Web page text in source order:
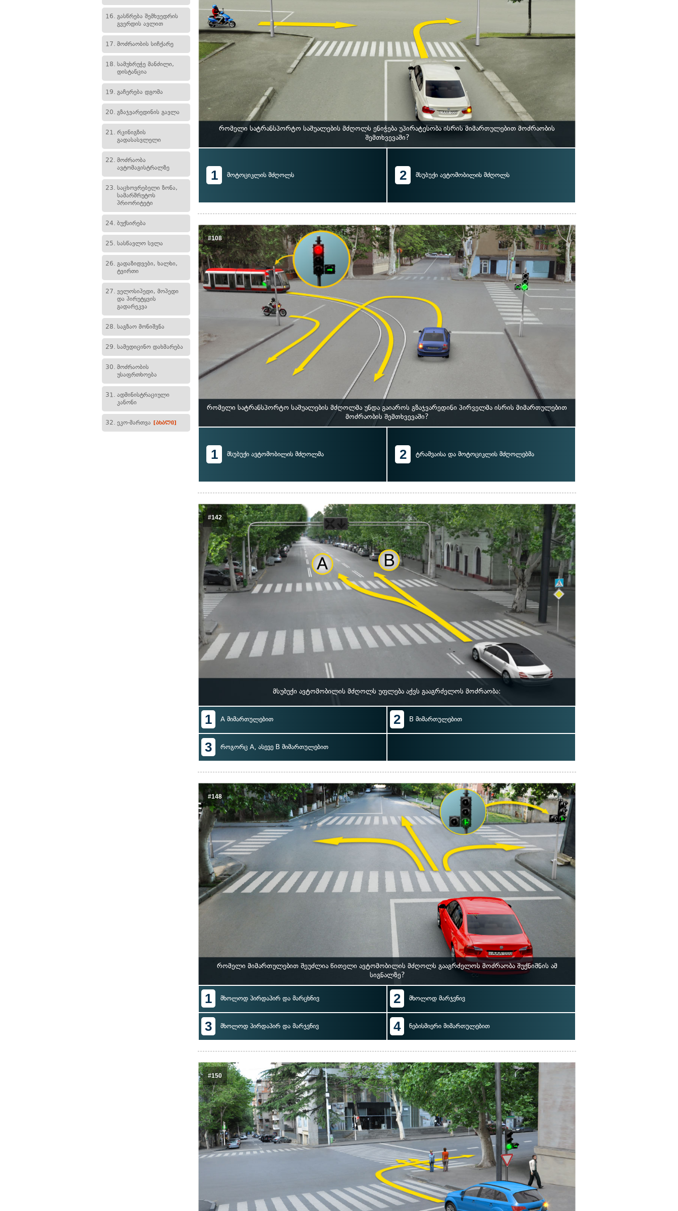
16. გასწრება შემხვედრის
გვერდის ავლით
17. მოძრაობის სიჩქარე
18. სამუხრუჭე მანძილი,
დისტანცია
19. გაჩერება დგომა
20. გზაჯვარედინის გავლა
21. რკინიგზის
გადასასვლელი
22. მოძრაობა
ავტომაგისტრალზე
23. საცხოვრებელი ზონა,
სამარშრუტოს
პრიორიტეტი
24. ბუქსირება
25. სასწავლო სვლა
26. გადაზიდვები, ხალხი,
ტვირთი
27. ველოსიპედი, მოპედი
და პირუტყვის
გადარეკვა
28. საგზაო მონიშვნა
29. სამედიცინო დახმარება
30. მოძრაობის
უსაფრთხოება
31. ადმინისტრაციული
კანონი
32. ეკო-მართვა [ახალი]
რომელი სატრანსპორტო საშუალების მძღოლს ენიჭება უპირატესობა ისრის მიმართულებით მოძრაობის
შემთხვევაში?
1 მოტოციკლის მძღოლს 2 მსუბუქი ავტომობილის მძღოლს
#108
რომელი სატრანსპორტო საშუალების მძღოლმა უნდა გაიაროს გზაჯვარედინი პირველმა ისრის მიმართულებით
მოძრაობის შემთხვევაში?
1 მსუბუქი ავტომობილის მძღოლმა 2 ტრამვაისა და მოტოციკლის მძღოლებმა
#142
მსუბუქი ავტომობილის მძღოლს უფლება აქვს გააგრძელოს მოძრაობა:
1 A მიმართულებით 2 B მიმართულებით
3 როგორც A, ასევე B მიმართულებით
#148
რომელი მიმართულებით შეუძლია წითელი ავტომობილის მძღოლს გააგრძელოს მოძრაობა შუქნიშნის ამ
სიგნალზე?
1 მხოლოდ პირდაპირ და მარცხნივ 2 მხოლოდ მარჯვნივ
3 მხოლოდ პირდაპირ და მარჯვნივ 4 ნებისმიერი მიმართულებით
#150